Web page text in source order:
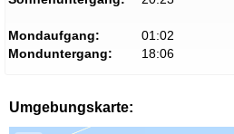
Mondaufgang:
01:02
Monduntergang:
18:06
Umgebungskarte: